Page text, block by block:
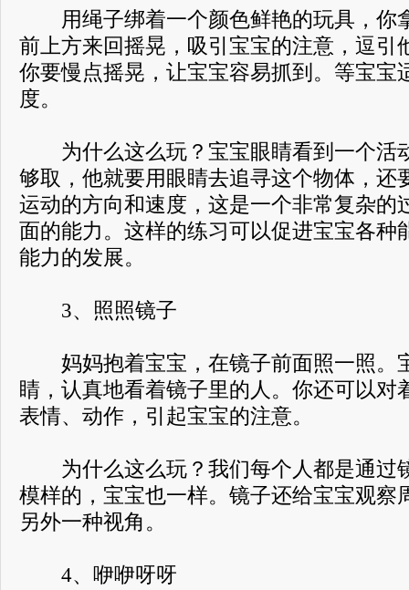
用绳子绑着一个颜色鲜艳的玩具，你
前上方来回摇晃，吸引宝宝的注意，逗引
你要慢点摇晃，让宝宝容易抓到。等宝宝
度。
为什么这么玩？宝宝眼睛看到一个活
够取，他就要用眼睛去追寻这个物体，还
运动的方向和速度，这是一个非常复杂的
面的能力。这样的练习可以促进宝宝各种
能力的发展。
3、照照镜子
妈妈抱着宝宝，在镜子前面照一照。
睛，认真地看着镜子里的人。你还可以对
表情、动作，引起宝宝的注意。
为什么这么玩？我们每个人都是通过
模样的，宝宝也一样。镜子还给宝宝观察
另外一种视角。
4、咿咿呀呀